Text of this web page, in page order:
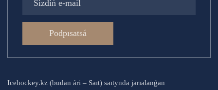
Podpısatsá
Icehockey.kz (budan ári – Saıt) saıtynda jarıalanǵan